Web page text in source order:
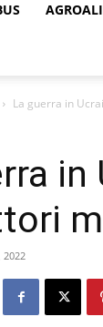
La guerra in
2022